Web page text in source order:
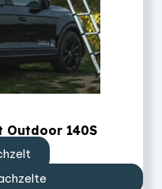
Outdoor 140S